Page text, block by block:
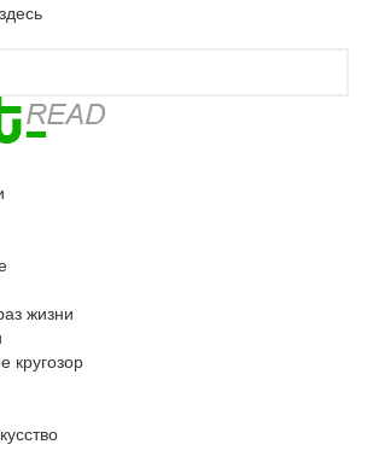
жизни